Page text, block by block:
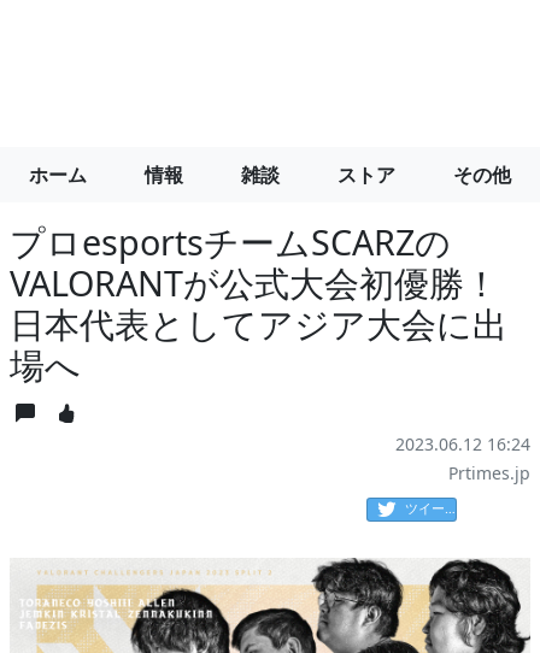
ホーム 情報 雑談 ストア その他
プロesportsチームSCARZの
VALORANTが公式大会初優勝！
日本代表としてアジア大会に出
場へ
2023.06.12 16:24
Prtimes.jp
ツイート